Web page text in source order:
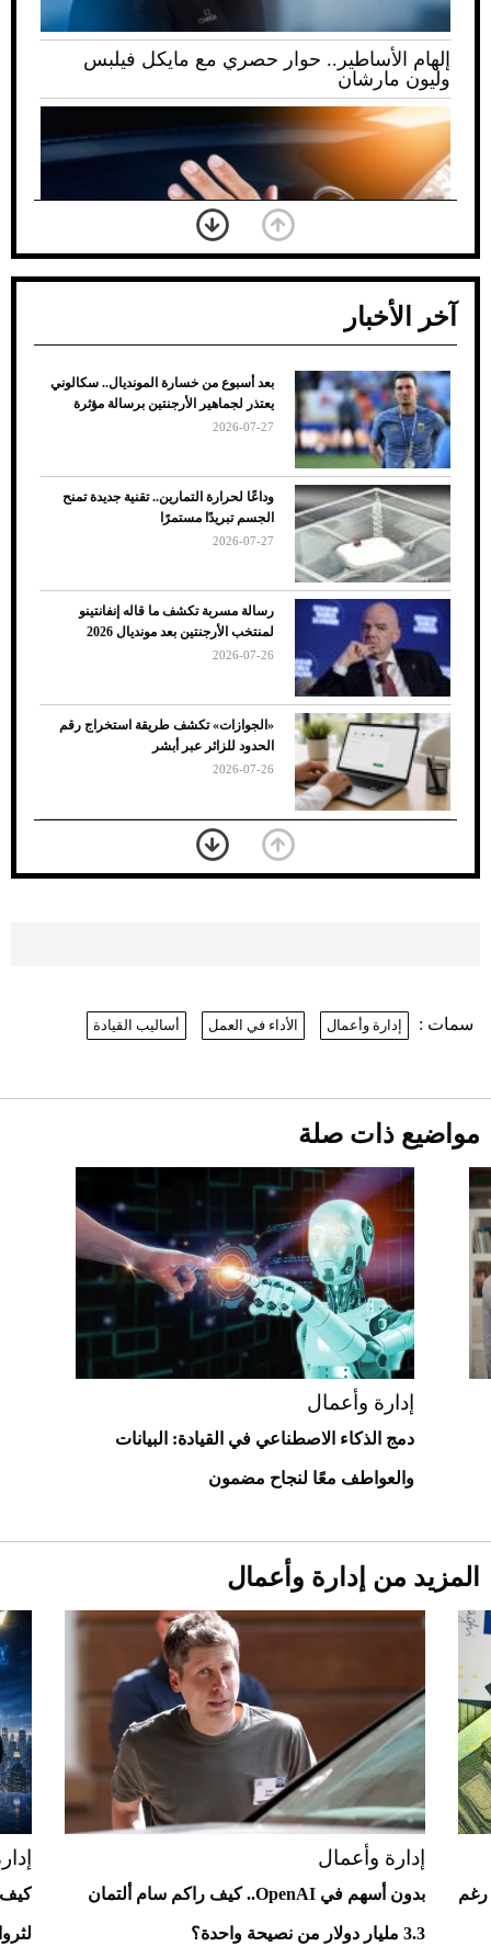
إلهام الأساطير.. حوار حصري مع مايكل فيلبس
وليون مارشان
ضعف تبريد مكيف السيارة عند الوقوف.. أشهر
الأسباب والحلول
7 نصائح لاختيار لون البنطلون المناسب للقميص
الأسود
أغلى 10 عطور في العالم للرجال تمنحك فخامة
استثنائية
Aston Martin Valiant: على هوى الأبطال
آخر الأخبار
بعد أسبوع من خسارة المونديال.. سكالوني
يعتذر لجماهير الأرجنتين برسالة مؤثرة
2026-07-27
وداعًا لحرارة التمارين.. تقنية جديدة تمنح
الجسم تبريدًا مستمرًا
2026-07-27
رسالة مسربة تكشف ما قاله إنفانتينو
لمنتخب الأرجنتين بعد مونديال 2026
2026-07-26
«الجوازات» تكشف طريقة استخراج رقم
الحدود للزائر عبر أبشر
2026-07-26
بعد 7 أشهر من تعرضه لحادث مروع.. جوشوا
يفوز على برينغا بـ"الضربة القاضية" (فيديو)
2026-07-26
Comeback" في جدة (فيديو)
2026-07-25
"بوجاتي ميسترال" الاستثنائية للبيع في
مزاد مونتيري
2026-07-23
سمات : إدارة وأعمال الأداء في العمل أساليب القيادة
مواضيع ذات صلة
إدارة وأعمال
دمج الذكاء الاصطناعي في القيادة: البيانات
والعواطف معًا لنجاح مضمون
المزيد من إدارة وأعمال
دولار رغم
إدارة وأعمال
بدون أسهم في OpenAI.. كيف راكم سام ألتمان
3.3 مليار دولار من نصيحة واحدة؟